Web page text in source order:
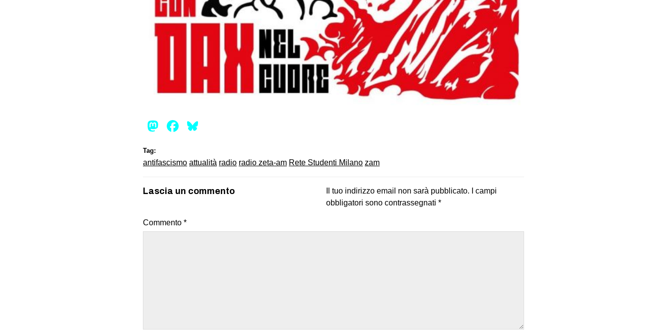
Mastodon
Facebook
Tag:
antifascismo attualità radio radio zeta-am Rete Studenti Milano zam
Lascia un commento Il tuo indirizzo email non sarà pubblicato.
I campi
obbligatori sono contrassegnati *
Commento *